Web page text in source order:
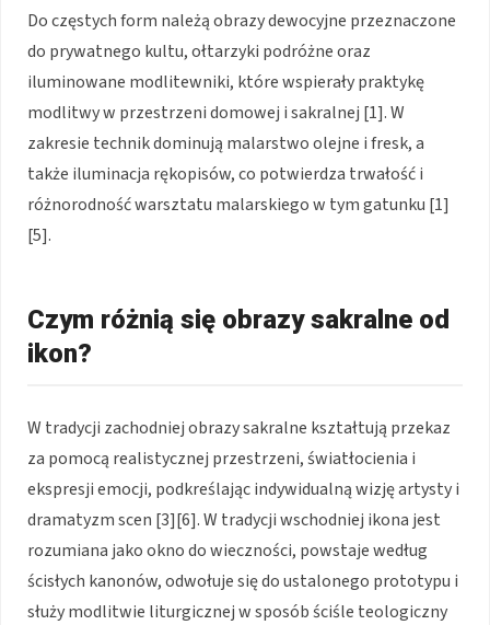
Do częstych form należą obrazy dewocyjne przeznaczone
do prywatnego kultu, ołtarzyki podróżne oraz
iluminowane modlitewniki, które wspierały praktykę
modlitwy w przestrzeni domowej i sakralnej [1]. W
zakresie technik dominują malarstwo olejne i fresk, a
także iluminacja rękopisów, co potwierdza trwałość i
różnorodność warsztatu malarskiego w tym gatunku [1]
[5].
Czym różnią się obrazy sakralne od
ikon?
W tradycji zachodniej obrazy sakralne kształtują przekaz
za pomocą realistycznej przestrzeni, światłocienia i
ekspresji emocji, podkreślając indywidualną wizję artysty i
dramatyzm scen [3][6]. W tradycji wschodniej ikona jest
rozumiana jako okno do wieczności, powstaje według
ścisłych kanonów, odwołuje się do ustalonego prototypu i
służy modlitwie liturgicznej w sposób ściśle teologiczny